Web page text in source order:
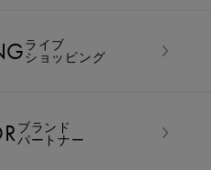
ライブ
ショッピング
ブランド
パートナー